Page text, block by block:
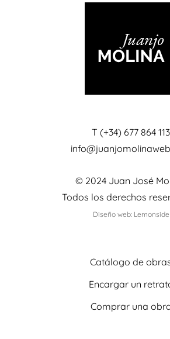
T (+34) 677 864 113
© 2024 Juan José
Todos los derechos
Diseño web: Lemonside
Catálogo de
Encargar un
Comprar una